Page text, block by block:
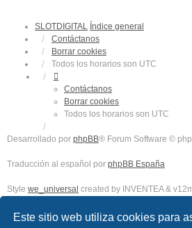
Este sitio web utiliza cookies para
SLOTDIGITAL Índice general
Contáctanos
Borrar cookies
Todos los horarios son UTC
Contáctanos
Borrar cookies
Todos los horarios son UTC
Desarrollado por phpBB® Forum Software ©
Traducción al español por phpBB España
Style we_universal created by INVENTEA &
Privacidad |Condiciones